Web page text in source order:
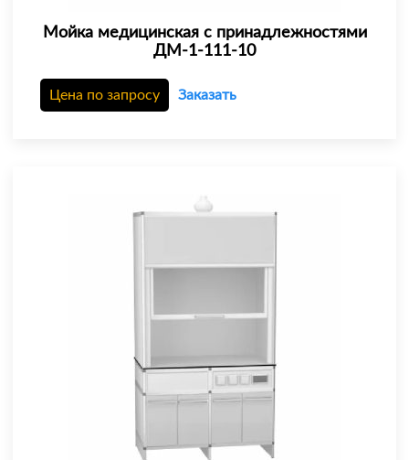
Мойка медицинская с принадлежностями
ДМ-1-111-10
Цена по запросу Заказать